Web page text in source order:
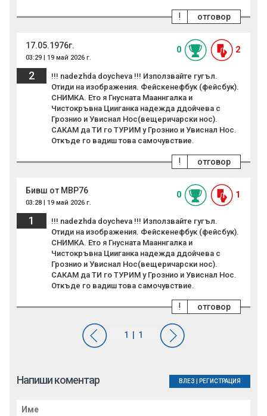
отговор
!
17.05.1976г.
03:29 | 19 май 2026 г.
0 2
2
!!! nadezhda doycheva !!! Използвайте гугъл.
Отиди на изображения. Фейскенефбук (фейсбук).
СНИМКА. Ето я Гнусната Мааннгалка и
Чистокръвна Цииганка надежда ддойчева с
Грознио и Увиснал Нос(вещеричарски нос).
САКАМ да ТИ го ТУРИМ у Грознио и Увиснал Нос.
Откъде го вадиш това самочувствие.
отговор
!
Бивш от МВР76
03:28 | 19 май 2026 г.
0 1
1
!!! nadezhda doycheva !!! Използвайте гугъл.
Отиди на изображения. Фейскенефбук (фейсбук).
СНИМКА. Ето я Гнусната Мааннгалка и
Чистокръвна Цииганка надежда ддойчева с
Грознио и Увиснал Нос(вещеричарски нос).
САКАМ да ТИ го ТУРИМ у Грознио и Увиснал Нос.
Откъде го вадиш това самочувствие.
отговор
!
Напиши коментар ВЛЕЗ РЕГИСТРАЦИЯ